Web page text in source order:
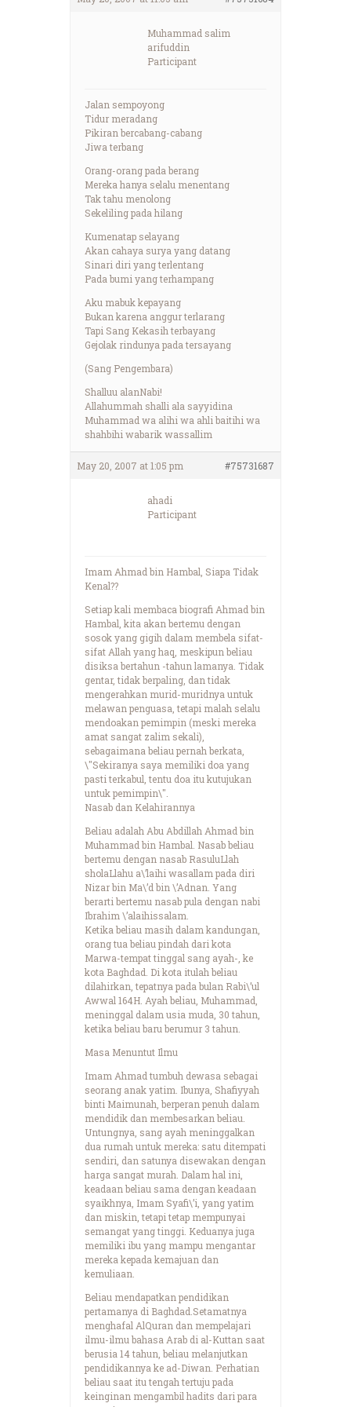
Muhammad salim
arifuddin
Participant
Jalan sempoyong
Tidur meradang
Pikiran bercabang-cabang
Jiwa terbang
Orang-orang pada berang
Mereka hanya selalu menentang
Tak tahu menolong
Sekeliling pada hilang
Kumenatap selayang
Akan cahaya surya yang datang
Sinari diri yang terlentang
Pada bumi yang terhampang
Aku mabuk kepayang
Bukan karena anggur terlarang
Tapi Sang Kekasih terbayang
Gejolak rindunya pada tersayang
(Sang Pengembara)
Shalluu alanNabi!
Allahummah shalli ala sayyidina
Muhammad wa alihi wa ahli baitihi wa
shahbihi wabarik wassallim
May 20, 2007 at 1:05 pm #75731687
ahadi
Participant
Imam Ahmad bin Hambal, Siapa Tidak
Kenal??
Setiap kali membaca biografi Ahmad bin
Hambal, kita akan bertemu dengan
sosok yang gigih dalam membela sifat-
sifat Allah yang haq, meskipun beliau
disiksa bertahun -tahun lamanya. Tidak
gentar, tidak berpaling, dan tidak
mengerahkan murid-muridnya untuk
melawan penguasa, tetapi malah selalu
mendoakan pemimpin (meski mereka
amat sangat zalim sekali),
sebagaimana beliau pernah berkata,
\"Sekiranya saya memiliki doa yang
pasti terkabul, tentu doa itu kutujukan
untuk pemimpin\".
Nasab dan Kelahirannya
Beliau adalah Abu Abdillah Ahmad bin
Muhammad bin Hambal. Nasab beliau
bertemu dengan nasab RasuluLlah
sholaLlahu a\’laihi wasallam pada diri
Nizar bin Ma\’d bin \’Adnan. Yang
berarti bertemu nasab pula dengan nabi
Ibrahim \’alaihissalam.
Ketika beliau masih dalam kandungan,
orang tua beliau pindah dari kota
Marwa-tempat tinggal sang ayah-, ke
kota Baghdad. Di kota itulah beliau
dilahirkan, tepatnya pada bulan Rabi\’ul
Awwal 164H. Ayah beliau, Muhammad,
meninggal dalam usia muda, 30 tahun,
ketika beliau baru berumur 3 tahun.
Masa Menuntut Ilmu
Imam Ahmad tumbuh dewasa sebagai
seorang anak yatim. Ibunya, Shafiyyah
binti Maimunah, berperan penuh dalam
mendidik dan membesarkan beliau.
Untungnya, sang ayah meninggalkan
dua rumah untuk mereka: satu ditempati
sendiri, dan satunya disewakan dengan
harga sangat murah. Dalam hal ini,
keadaan beliau sama dengan keadaan
syaikhnya, Imam Syafi\’i, yang yatim
dan miskin, tetapi tetap mempunyai
semangat yang tinggi. Keduanya juga
memiliki ibu yang mampu mengantar
mereka kepada kemajuan dan
kemuliaan.
Beliau mendapatkan pendidikan
pertamanya di Baghdad.Setamatnya
menghafal AlQuran dan mempelajari
ilmu-ilmu bahasa Arab di al-Kuttan saat
berusia 14 tahun, beliau melanjutkan
pendidikannya ke ad-Diwan. Perhatian
beliau saat itu tengah tertuju pada
keinginan mengambil hadits dari para